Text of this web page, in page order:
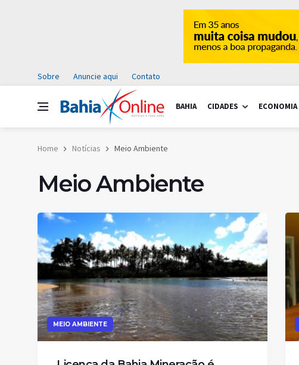
Sobre Anuncie aqui Contato
BAHIA CIDADES ECONOMIA
Home Notícias Meio Ambiente
Meio Ambiente
MEIO AMBIENTE